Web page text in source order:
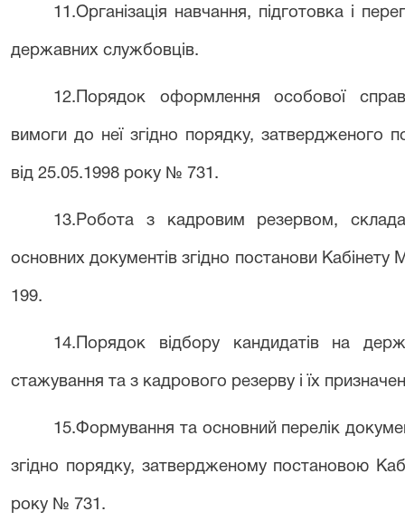
11.Організація навчання, підготовка і
державних службовців.
12.Порядок оформлення особової
вимоги до неї згідно порядку, затвердженого
від 25.05.1998 року № 731.
13.Робота з кадровим резервом,
основних документів згідно постанови Кабінету
199.
14.Порядок відбору кандидатів на
стажування та з кадрового резерву і їх
15.Формування та основний перелік
згідно порядку, затвердженому постановою
року № 731.